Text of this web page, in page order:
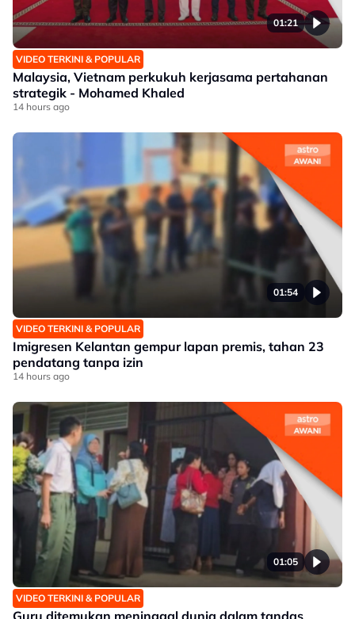
01:21
VIDEO TERKINI & POPULAR
Malaysia, Vietnam perkukuh kerjasama pertahanan
strategik - Mohamed Khaled
14 hours ago
01:54
VIDEO TERKINI & POPULAR
Imigresen Kelantan gempur lapan premis, tahan 23
pendatang tanpa izin
14 hours ago
01:05
VIDEO TERKINI & POPULAR
Guru ditemukan meninggal dunia dalam tandas